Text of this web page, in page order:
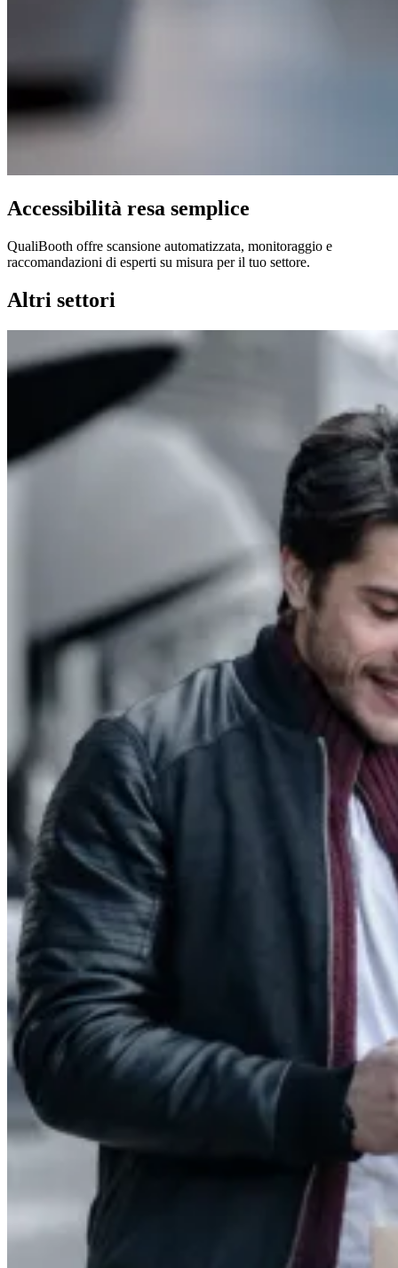
Accessibilità resa semplice
QualiBooth offre scansione automatizzata, monitoraggio e
raccomandazioni di esperti su misura per il tuo settore.
Altri settori